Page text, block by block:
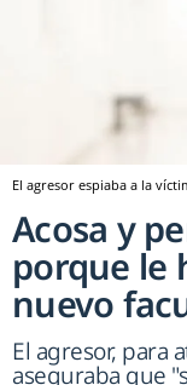
El agresor espiaba a la
Acosa y
porque le
nuevo
El agresor, para
aseguraba que